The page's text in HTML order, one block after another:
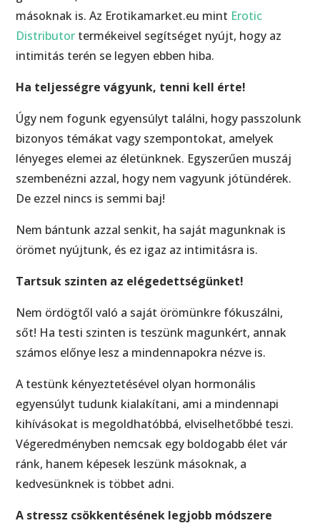
másoknak is. Az Erotikamarket.eu mint Erotic
Distributor termékeivel segítséget nyújt, hogy az
intimitás terén se legyen ebben hiba.
Ha teljességre vágyunk, tenni kell érte!
Úgy nem fogunk egyensúlyt találni, hogy passzolunk
bizonyos témákat vagy szempontokat, amelyek
lényeges elemei az életünknek. Egyszerűen muszáj
szembenézni azzal, hogy nem vagyunk jótündérek.
De ezzel nincs is semmi baj!
Nem bántunk azzal senkit, ha saját magunknak is
örömet nyújtunk, és ez igaz az intimitásra is.
Tartsuk szinten az elégedettségünket!
Nem ördögtől való a saját örömünkre fókuszálni,
sőt! Ha testi szinten is teszünk magunkért, annak
számos előnye lesz a mindennapokra nézve is.
A testünk kényeztetésével olyan hormonális
egyensúlyt tudunk kialakítani, ami a mindennapi
kihívásokat is megoldhatóbbá, elviselhetőbbé teszi.
Végeredményben nemcsak egy boldogabb élet vár
ránk, hanem képesek leszünk másoknak, a
kedvesünknek is többet adni.
A stressz csökkentésének legjobb módszere